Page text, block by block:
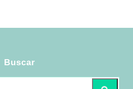
Buscar